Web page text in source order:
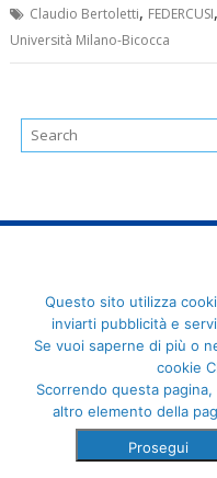
Claudio Bertoletti, FEDERCUSI,
Università Milano-Bicocca
FederCUSI: Federazione
Angelo Brofferio, 7 -
Questo sito utilizza
inviarti pubblicità e
Se vuoi saperne di più o
cookie
Scorrendo questa
altro elemento della
Prosegui